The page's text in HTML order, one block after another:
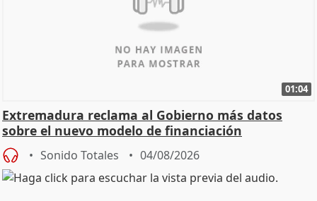
01:04
Extremadura reclama al Gobierno más datos
sobre el nuevo modelo de financiación
Sonido Totales 04/08/2026